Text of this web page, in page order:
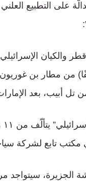
على التطبيع
والكيان
(الذين يُقدّر عددهم بين ١٠
أبيب، بعد
مكتب تابع لشركة
الجزيرة، سيتواجد